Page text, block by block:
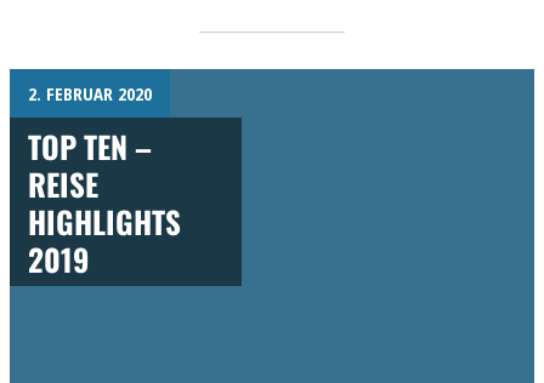
2. FEBRUAR 2020
TOP TEN –
REISE
HIGHLIGHTS
2019